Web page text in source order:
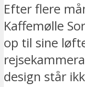
Efter flere
Kaffemølle
op til sine
design står